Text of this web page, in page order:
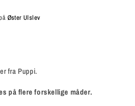
Øster Ulslev
fra Puppi.
på flere forskellige måder.